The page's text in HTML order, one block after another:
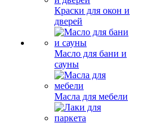
Краски для окон и
дверей
Масло для бани и
сауны
Масла для мебели